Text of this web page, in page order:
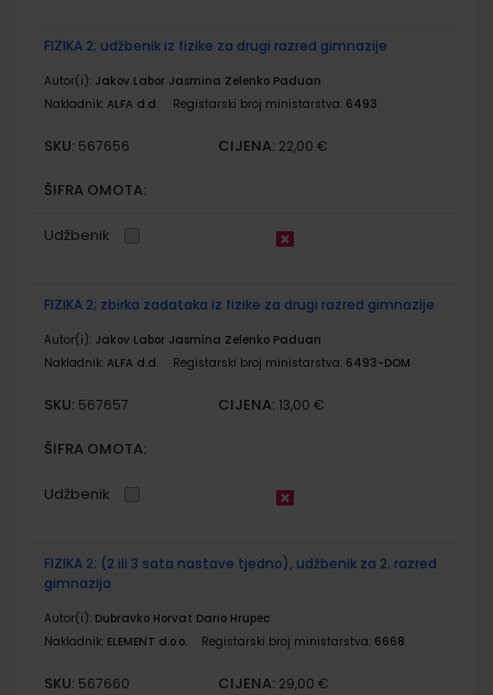
FIZIKA 2; udžbenik iz fizike za drugi razred gimnazije
Autor(i): Jakov Labor Jasmina Zelenko Paduan
Nakladnik: ALFA d.d. Registarski broj ministarstva: 6493
SKU: 567656 CIJENA: 22,00 €
ŠIFRA OMOTA:
Udžbenik
FIZIKA 2; zbirka zadataka iz fizike za drugi razred gimnazije
Autor(i): Jakov Labor Jasmina Zelenko Paduan
Nakladnik: ALFA d.d. Registarski broj ministarstva: 6493-DOM
SKU: 567657 CIJENA: 13,00 €
ŠIFRA OMOTA:
Udžbenik
FIZIKA 2; (2 ili 3 sata nastave tjedno), udžbenik za 2. razred
gimnazija
Autor(i): Dubravko Horvat Dario Hrupec
Nakladnik: ELEMENT d.o.o. Registarski broj ministarstva: 6668
SKU: 567660 CIJENA: 29,00 €